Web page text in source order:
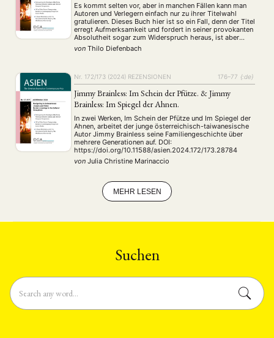
ENGLISH
Es kommt selten vor, aber in manchen Fällen kann man
Autoren und Verlegern einfach nur zu ihrer Titelwahl
gratulieren. Dieses Buch hier ist so ein Fall, denn der Titel
erregt Aufmerksamkeit und fordert in seiner provokanten
Absolutheit sogar zum Widerspruch heraus, ist aber
gleichzeitig wohlbegründet, schließlich könnte Taiwan
der Anlass zu einem Konflikt zwischen zwei …
von Thilo Diefenbach
Nr. 172/173 (2024) REZENSIONEN 176–77 {:de}
Jimmy Brainless: Im Schein der Pfütze. & Jimmy
Brainless: Im Spiegel der Ahnen.
In zwei Werken, Im Schein der Pfütze und Im Spiegel der
Ahnen, arbeitet der junge österreichisch-taiwanesische
Autor Jimmy Brainless seine Familiengeschichte über
mehrere Generationen auf. DOI:
https://doi.org/10.11588/asien.2024.172/173.28784
von Julia Christine Marinaccio
MEHR LESEN
Suchen